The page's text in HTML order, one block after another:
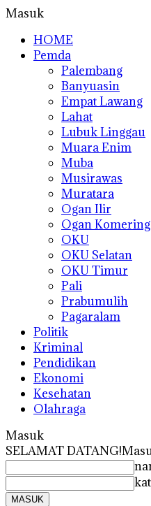
Masuk
HOME
Pemda
Palembang
Banyuasin
Empat Lawang
Lahat
Lubuk Linggau
Muara Enim
Muba
Musirawas
Muratara
Ogan Ilir
Ogan
OKU
OKU Selatan
OKU Timur
Pali
Prabumulih
Pagaralam
Politik
Kriminal
Pendidikan
Ekonomi
Kesehatan
Olahraga
Masuk
SELAMAT DATANG!